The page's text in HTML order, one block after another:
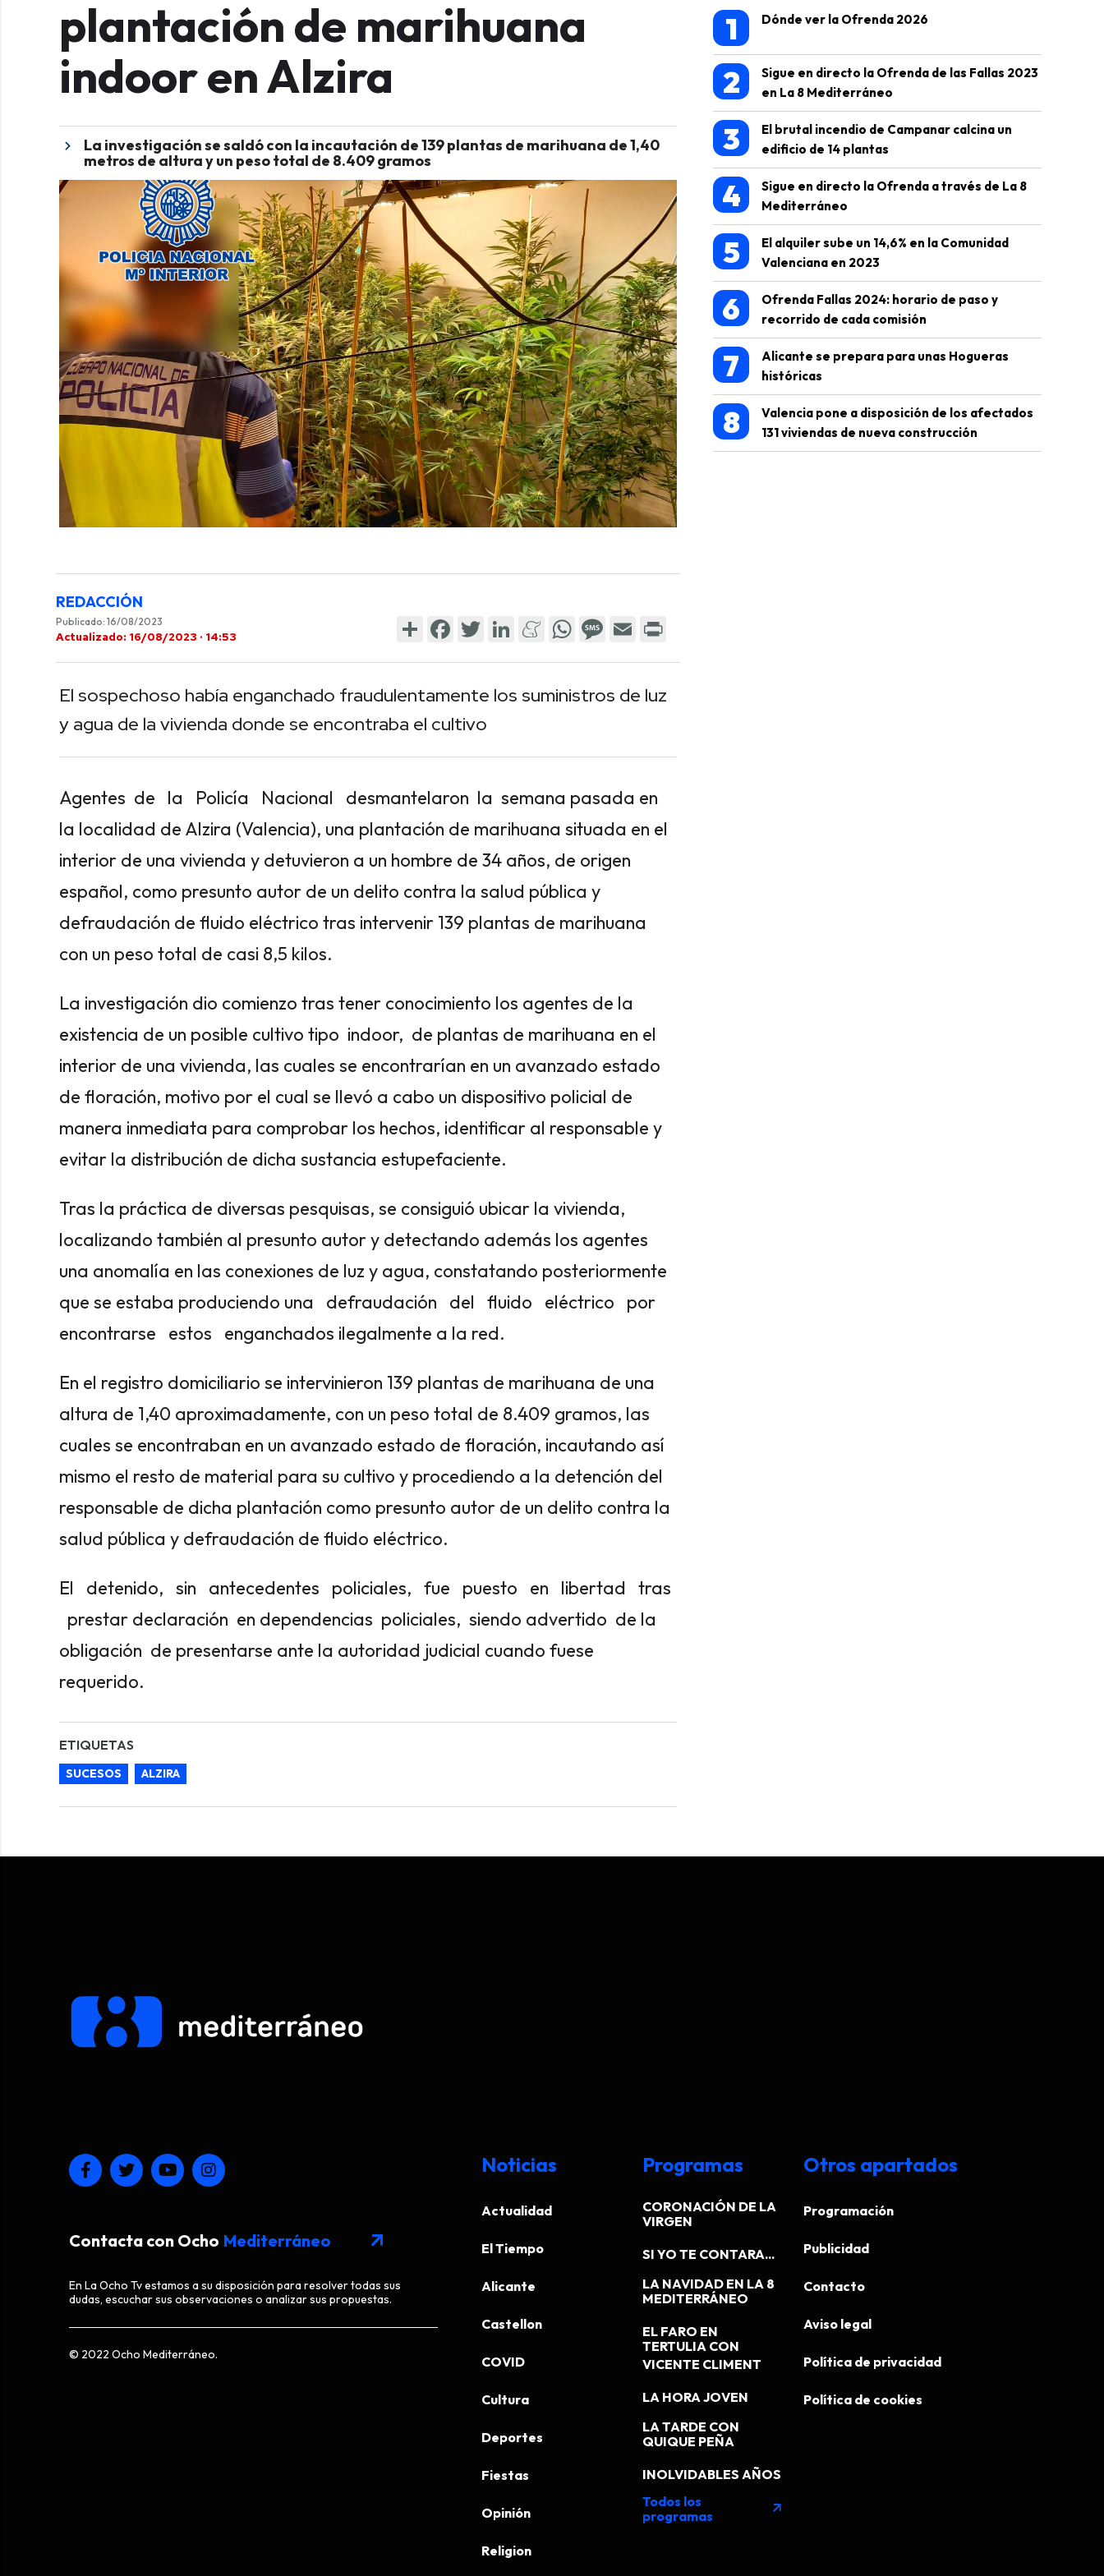
plantación de marihuana
indoor en Alzira
La investigación se saldó con la incautación de 139 plantas de marihuana de 1,40
metros de altura y un peso total de 8.409 gramos
REDACCIÓN
Publicado: 16/08/2023
Actualizado: 16/08/2023 · 14:53
ShareFacebook
TwitterLinkedInMeneame
WhatsApp
Message
Email
El sospechoso había enganchado fraudulentamente los suministros de luz
y agua de la vivienda donde se encontraba el cultivo
Agentes de la Policía Nacional desmantelaron la semana pasada en
la localidad de Alzira (Valencia), una plantación de marihuana situada en el
interior de una vivienda y detuvieron a un hombre de 34 años, de origen
español, como presunto autor de un delito contra la salud pública y
defraudación de fluido eléctrico tras intervenir 139 plantas de marihuana
con un peso total de casi 8,5 kilos.
La investigación dio comienzo tras tener conocimiento los agentes de la
existencia de un posible cultivo tipo indoor, de plantas de marihuana en el
interior de una vivienda, las cuales se encontrarían en un avanzado estado
de floración, motivo por el cual se llevó a cabo un dispositivo policial de
manera inmediata para comprobar los hechos, identificar al responsable y
evitar la distribución de dicha sustancia estupefaciente.
Tras la práctica de diversas pesquisas, se consiguió ubicar la vivienda,
localizando también al presunto autor y detectando además los agentes
una anomalía en las conexiones de luz y agua, constatando posteriormente
que se estaba produciendo una defraudación del fluido eléctrico por
encontrarse estos enganchados ilegalmente a la red.
En el registro domiciliario se intervinieron 139 plantas de marihuana de una
altura de 1,40 aproximadamente, con un peso total de 8.409 gramos, las
cuales se encontraban en un avanzado estado de floración, incautando así
mismo el resto de material para su cultivo y procediendo a la detención del
responsable de dicha plantación como presunto autor de un delito contra la
salud pública y defraudación de fluido eléctrico.
El detenido, sin antecedentes policiales, fue puesto en libertad tras
prestar declaración en dependencias policiales, siendo advertido de la
obligación de presentarse ante la autoridad judicial cuando fuese
requerido.
ETIQUETAS
SUCESOS ALZIRA
1 Dónde ver la Ofrenda 2026
2
Sigue en directo la Ofrenda de las Fallas 2023
en La 8 Mediterráneo
3
El brutal incendio de Campanar calcina un
edificio de 14 plantas
4
Sigue en directo la Ofrenda a través de La 8
Mediterráneo
5
El alquiler sube un 14,6% en la Comunidad
Valenciana en 2023
6
Ofrenda Fallas 2024: horario de paso y
recorrido de cada comisión
7
Alicante se prepara para unas Hogueras
históricas
8
Valencia pone a disposición de los afectados
131 viviendas de nueva construcción
Contacta con Ocho Mediterráneo arrow_outward
En La Ocho Tv estamos a su disposición para resolver todas sus
dudas, escuchar sus observaciones o analizar sus propuestas.
© 2022 Ocho Mediterráneo.
Noticias
Actualidad
El Tiempo
Alicante
Castellon
COVID
Cultura
Deportes
Fiestas
Opinión
Religion
Programas
CORONACIÓN DE LA
VIRGEN
SI YO TE CONTARA...
LA NAVIDAD EN LA 8
MEDITERRÁNEO
EL FARO EN
TERTULIA CON
VICENTE CLIMENT
LA HORA JOVEN
LA TARDE CON
QUIQUE PEÑA
INOLVIDABLES AÑOS
Todos los
programas
arrow_outward
Otros apartados
Programación
Publicidad
Contacto
Aviso legal
Política de privacidad
Política de cookies